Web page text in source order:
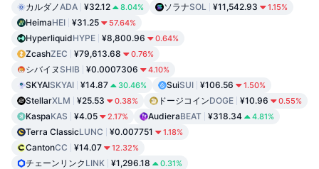
カルダノADA ¥32.12 8.04% ソラナSOL ¥11,542.93 1.15%
HeimaHEI ¥31.25 57.64%
HyperliquidHYPE ¥8,800.96 0.64%
ZcashZEC ¥79,613.68 0.76%
シバイヌ SHIB ¥0.0007306 4.10%
SKYAISKYAI ¥14.87 30.46% SuiSUI ¥106.56 1.50%
StellarXLM ¥25.53 0.38% ドージコインDOGE ¥10.96 0.55%
KaspaKAS ¥4.05 2.17% AudieraBEAT ¥318.34 4.81%
Terra ClassicLUNC ¥0.007751 1.18%
CantonCC ¥14.07 12.32%
チェーンリンク LINK ¥1,296.18 0.31%